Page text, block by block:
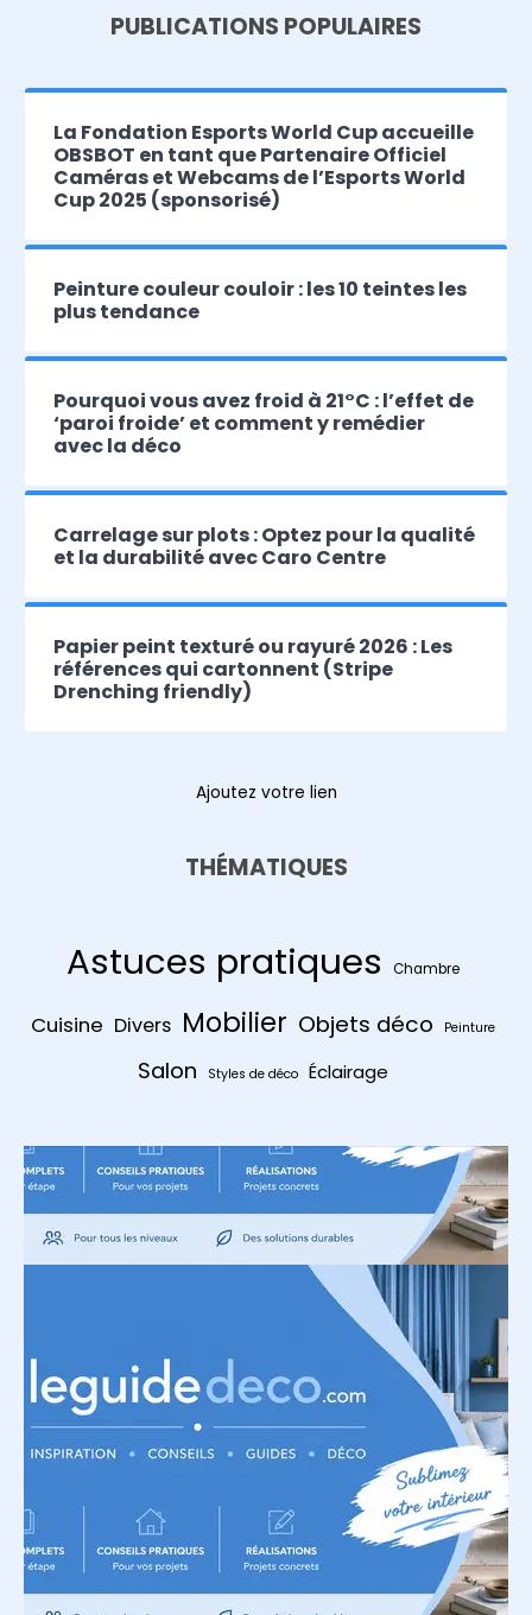
PUBLICATIONS POPULAIRES
La Fondation Esports World Cup accueille
OBSBOT en tant que Partenaire Officiel
Caméras et Webcams de l’Esports World
Cup 2025 (sponsorisé)
Peinture couleur couloir : les 10 teintes les
plus tendance
Pourquoi vous avez froid à 21°C : l’effet de
‘paroi froide’ et comment y remédier
avec la déco
Carrelage sur plots : Optez pour la qualité
et la durabilité avec Caro Centre
Papier peint texturé ou rayuré 2026 : Les
références qui cartonnent (Stripe
Drenching friendly)
Ajoutez votre lien
THÉMATIQUES
Astuces pratiques Chambre
Cuisine Divers Mobilier Objets déco Peinture
Salon Styles de déco Éclairage